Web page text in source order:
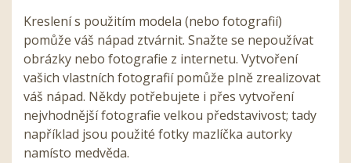
Kreslení s použitím modela (nebo fotografií)
pomůže váš nápad ztvárnit. Snažte se nepoužívat
obrázky nebo fotografie z internetu. Vytvoření
vašich vlastních fotografií pomůže plně zrealizovat
váš nápad. Někdy potřebujete i přes vytvoření
nejvhodnější fotografie velkou představivost; tady
například jsou použité fotky mazlíčka autorky
namísto medvěda.